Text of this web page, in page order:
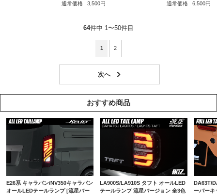
通常価格
3,500円
通常価格
6,500円
64件中 1〜50件目
1 2
おすすめ商品
E26系 キャラバン/NV350キャラバン
オールLEDテールランプ [流星バー
LA900S/LA910S タフト オールLED
テールランプ 流星バージョン 全3色
DA63T/
ーパーキ